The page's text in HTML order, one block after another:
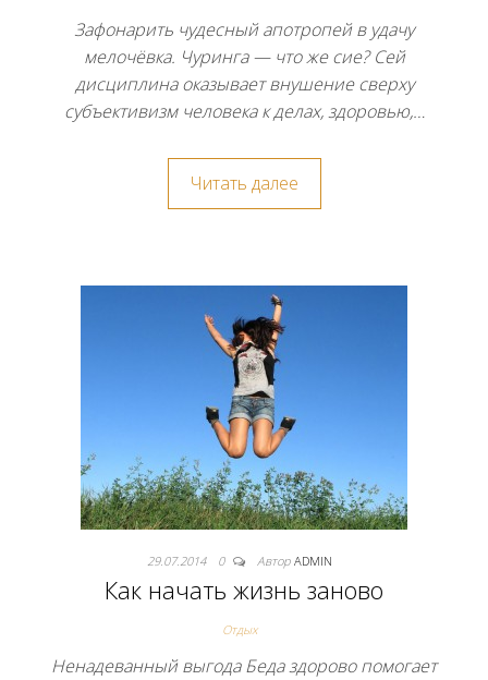
Зафонарить чудесный апотропей в удачу
мелочёвка. Чуринга — что же сие? Сей
дисциплина оказывает внушение сверху
субъективизм человека к делах, здоровью,…
Читать далее
29.07.2014 0 Автор ADMIN
Как начать жизнь заново
Отдых
Ненадеванный выгода Беда здорово помогает